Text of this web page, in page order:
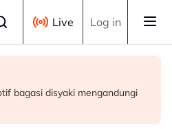
Live Log in
bagasi disyaki mengandungi
isi pertemuan dengan
di Sarawak catat IPU tidak sihat